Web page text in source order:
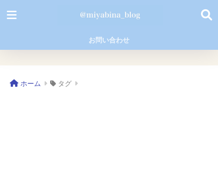
お問い合わせ
ホーム タグ